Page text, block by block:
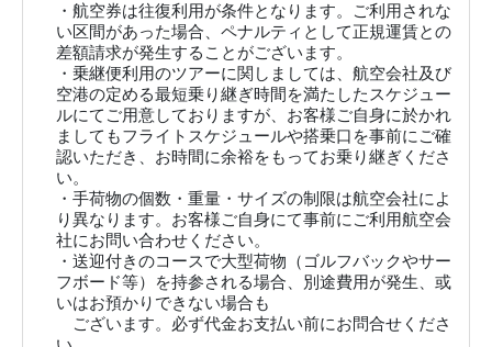
・航空券は往復利用が条件となります。ご利用されな
い区間があった場合、ペナルティとして正規運賃との
差額請求が発生することがございます。
・乗継便利用のツアーに関しましては、航空会社及び
空港の定める最短乗り継ぎ時間を満たしたスケジュー
ルにてご用意しておりますが、お客様ご自身に於かれ
ましてもフライトスケジュールや搭乗口を事前にご確
認いただき、お時間に余裕をもってお乗り継ぎくださ
い。
・手荷物の個数・重量・サイズの制限は航空会社によ
り異なります。お客様ご自身にて事前にご利用航空会
社にお問い合わせください。
・送迎付きのコースで大型荷物（ゴルフバックやサー
フボード等）を持参される場合、別途費用が発生、或
いはお預かりできない場合も
ございます。必ず代金お支払い前にお問合せくださ